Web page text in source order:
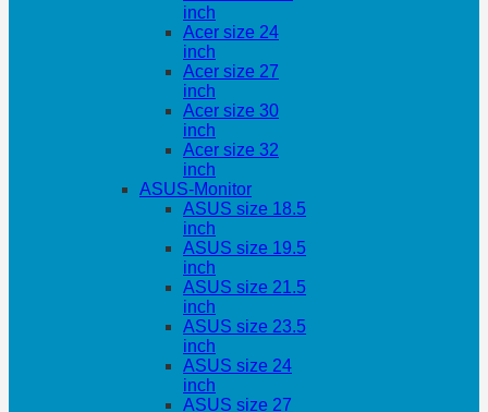
inch
Acer size 24
inch
Acer size 27
inch
Acer size 30
inch
Acer size 32
inch
ASUS-Monitor
ASUS size 18.5
inch
ASUS size 19.5
inch
ASUS size 21.5
inch
ASUS size 23.5
inch
ASUS size 24
inch
ASUS size 27